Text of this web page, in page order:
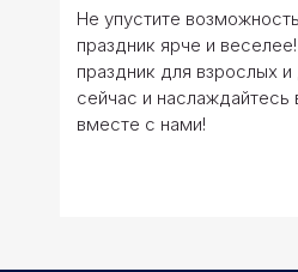
Не упустите
праздник ярче и
праздник для взрослых
сейчас и
вместе с нами!